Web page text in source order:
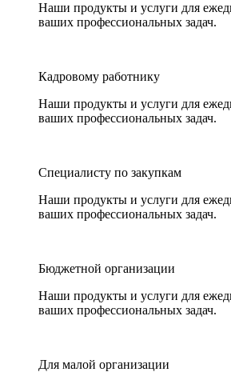
Наши продукты и услуги для
ваших профессиональных задач.
Кадровому работнику
Наши продукты и услуги для
ваших профессиональных задач.
Специалисту по закупкам
Наши продукты и услуги для
ваших профессиональных задач.
Бюджетной организации
Наши продукты и услуги для
ваших профессиональных задач.
Для малой организации